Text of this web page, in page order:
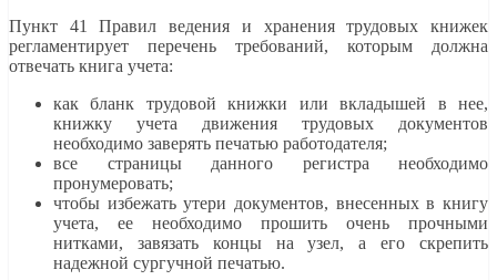
Пункт 41 Правил ведения и хранения трудовых книжек
регламентирует перечень требований, которым должна
отвечать книга учета:
как бланк трудовой книжки или вкладышей в нее,
книжку учета движения трудовых документов
необходимо заверять печатью работодателя;
все страницы данного регистра необходимо
пронумеровать;
чтобы избежать утери документов, внесенных в книгу
учета, ее необходимо прошить очень прочными
нитками, завязать концы на узел, а его скрепить
надежной сургучной печатью.